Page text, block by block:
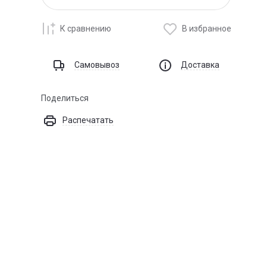
К сравнению В избранное
Самовывоз Доставка
Поделиться
Распечатать